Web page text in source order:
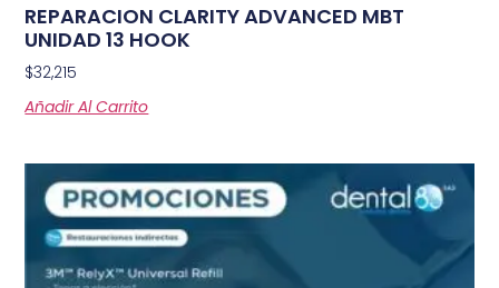
REPARACION CLARITY ADVANCED MBT
UNIDAD 13 HOOK
$32,215
Añadir Al Carrito